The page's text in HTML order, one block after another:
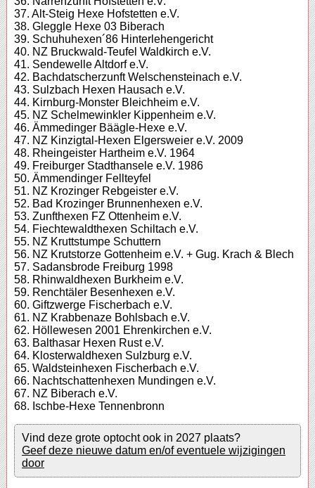
37. Alt-Steig Hexe Hofstetten e.V.
38. Gleggle Hexe 03 Biberach
39. Schuhuhexen´86 Hinterlehengericht
40. NZ Bruckwald-Teufel Waldkirch e.V.
41. Sendewelle Altdorf e.V.
42. Bachdatscherzunft Welschensteinach e.V.
43. Sulzbach Hexen Hausach e.V.
44. Kirnburg-Monster Bleichheim e.V.
45. NZ Schelmewinkler Kippenheim e.V.
46. Ämmedinger Bäägle-Hexe e.V.
47. NZ Kinzigtal-Hexen Elgersweier e.V. 2009
48. Rheingeister Hartheim e.V. 1964
49. Freiburger Stadthansele e.V. 1986
50. Ämmendinger Fellteyfel
51. NZ Krozinger Rebgeister e.V.
52. Bad Krozinger Brunnenhexen e.V.
53. Zunfthexen FZ Ottenheim e.V.
54. Fiechtewaldthexen Schiltach e.V.
55. NZ Kruttstumpe Schuttern
56. NZ Krutstorze Gottenheim e.V. + Gug. Krach & Blech
57. Sadansbrode Freiburg 1998
58. Rhinwaldhexen Burkheim e.V.
59. Renchtäler Besenhexen e.V.
60. Giftzwerge Fischerbach e.V.
61. NZ Krabbenaze Bohlsbach e.V.
62. Höllewesen 2001 Ehrenkirchen e.V.
63. Balthasar Hexen Rust e.V.
64. Klosterwaldhexen Sulzburg e.V.
65. Waldsteinhexen Fischerbach e.V.
66. Nachtschattenhexen Mundingen e.V.
67. NZ Biberach e.V.
68. Ischbe-Hexe Tennenbronn
Vind deze grote optocht ook in 2027 plaats?
Geef deze nieuwe datum en/of eventuele wijzigingen
door